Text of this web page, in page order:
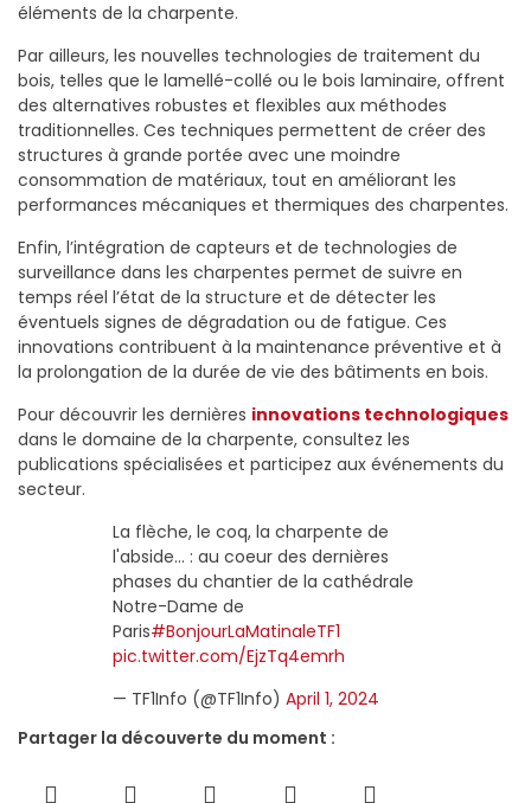
éléments de la charpente.
Par ailleurs, les nouvelles technologies de traitement du
bois, telles que le lamellé-collé ou le bois laminaire, offrent
des alternatives robustes et flexibles aux méthodes
traditionnelles. Ces techniques permettent de créer des
structures à grande portée avec une moindre
consommation de matériaux, tout en améliorant les
performances mécaniques et thermiques des charpentes.
Enfin, l’intégration de capteurs et de technologies de
surveillance dans les charpentes permet de suivre en
temps réel l’état de la structure et de détecter les
éventuels signes de dégradation ou de fatigue. Ces
innovations contribuent à la maintenance préventive et à
la prolongation de la durée de vie des bâtiments en bois.
Pour découvrir les dernières innovations technologiques
dans le domaine de la charpente, consultez les
publications spécialisées et participez aux événements du
secteur.
La flèche, le coq, la charpente de
l'abside… : au coeur des dernières
phases du chantier de la cathédrale
Notre-Dame de
Paris#BonjourLaMatinaleTF1
pic.twitter.com/EjzTq4emrh
— TF1Info (@TF1Info) April 1, 2024
Partager la découverte du moment :